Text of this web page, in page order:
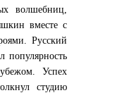
волшебниц,
вместе с
Русский
популярность
Успех
студию